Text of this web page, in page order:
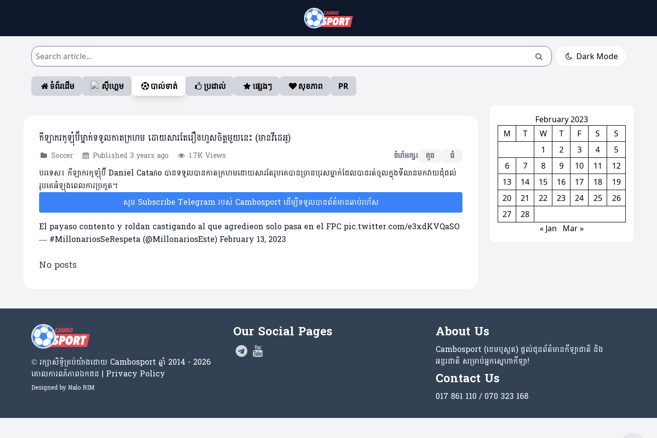
Dark Mode
ទំព័រដើម ស៊ីហ្គេម បាល់ទាត់ ប្រដាល់ ផ្សេងៗ សុខភាព PR
កីឡាករកូឡុំប៊ីម្នាក់ទទួលកាតក្រហម ដោយសារតែរឿងហួសចិត្តមួយនេះ (មានវីដេអូ)
Soccer Published 3 years ago 1.7K Views ទំហំអក្សរ តូច ធំ
បរទេស៖​ កីឡាករកូឡុំប៊ី Daniel Cataño បានទទួលបានកាតក្រហមដោយសារតែរូបគេបានច្រានបុរសម្នាក់ដែលបានរត់ចូលក្នុងទីលានមកវាយដុំដល់
រូបគេអំឡុងពេលការប្រកួត។
សូម Subscribe Telegram របស់ Cambosport ដើម្បីទទួលបានព័ត៌មានឆាប់រហ័ស
El payaso contento y roldan castigando al que agredieon solo pasa en el FPC pic.twitter.com/e3xdKVQaSO
— #MillonariosSeRespeta (@MillonariosEste) February 13, 2023
No posts
February 2023
M
T W T F S
S
1
2 3 4
5
6
7 8 9 10 11
12
13
14 15 16 17 18
19
20
21 22 23 24 25
26
27
28
« Jan
Mar »
© រក្សា​សិទ្ធិ​គ្រប់​យ៉ាង​ដោយ​ Cambosport ឆ្នាំ 2014 - 2026
គោលការណ៍​ភាព​ឯកជន | Privacy Policy
Designed by Nalo RIM
Our Social Pages About Us
Cambosport (ខេមបូស្ពត) ផ្តល់ជូនព័ត៌មានកីឡាជាតិ និង
អន្តរជាតិ សម្រាប់អ្នកស្នេហាកីឡា!
Contact Us
017 861 110 / 070 323 168